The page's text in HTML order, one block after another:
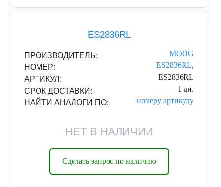
ES2836RL
ПРОИЗВОДИТЕЛЬ:
MOOG
НОМЕР:
ES2836RL,
АРТИКУЛ:
ES2836RL
СРОК ДОСТАВКИ:
1 дн.
НАЙТИ АНАЛОГИ ПО:
номеру артикулу
НЕТ В НАЛИЧИИ
Сделать запрос по наличию